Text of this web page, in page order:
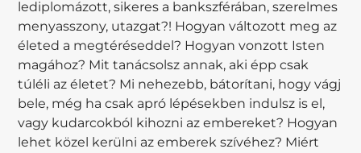
lediplomázott, sikeres a bankszférában, szerelmes
menyasszony, utazgat?! Hogyan változott meg az
életed a megtéréseddel? Hogyan vonzott Isten
magához? Mit tanácsolsz annak, aki épp csak
túléli az életet? Mi nehezebb, bátorítani, hogy vágj
bele, még ha csak apró lépésekben indulsz is el,
vagy kudarcokból kihozni az embereket? Hogyan
lehet közel kerülni az emberek szívéhez? Miért